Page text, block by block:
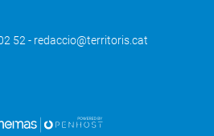
52 - redaccio@territoris.cat